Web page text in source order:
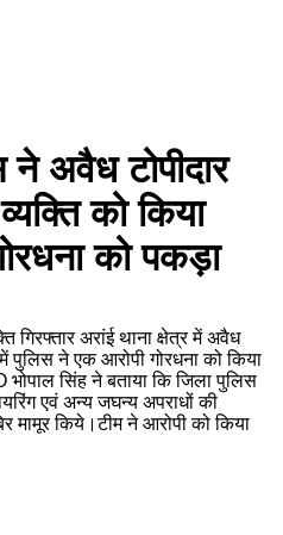
अवैध टोपीदार
को किया
को पकड़ा
गिरफ्तार अरांई थाना क्षेत्र में अवैध
ने एक आरोपी गोरधना को किया
भोपाल सिंह ने बताया कि जिला पुलिस
एवं अन्य जघन्य अपराधों की
मामूर किये।टीम ने आरोपी को किया